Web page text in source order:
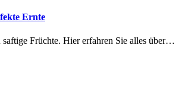
Ernte
saftige Früchte. Hier erfahren Sie alles über…